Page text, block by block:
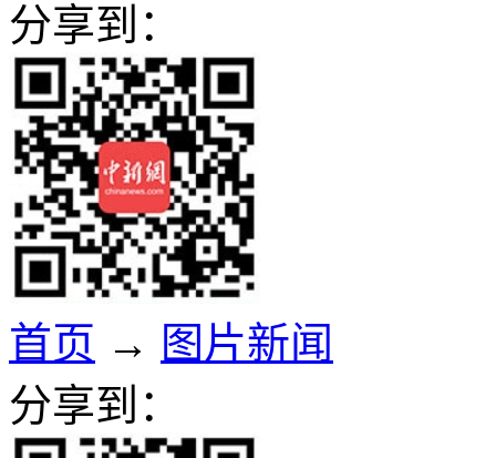
分享到：
首页 → 图片新闻
分享到：